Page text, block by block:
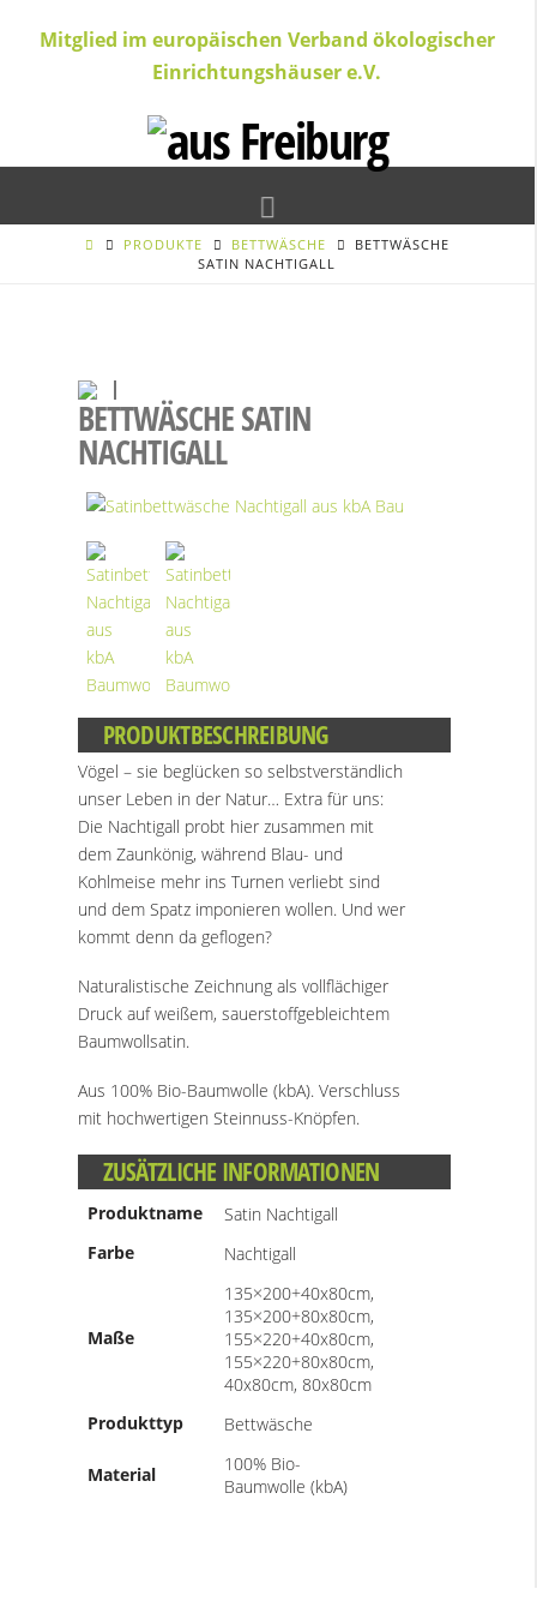
Mitglied im europäischen Verband ökologischer
Einrichtungshäuser e.V.
PRODUKTE BETTWÄSCHE
BETTWÄSCHE
SATIN NACHTIGALL
BETTWÄSCHE SATIN
NACHTIGALL
PRODUKTBESCHREIBUNG
Vögel – sie beglücken so selbstverständlich
unser Leben in der Natur… Extra für uns:
Die Nachtigall probt hier zusammen mit
dem Zaunkönig, während Blau- und
Kohlmeise mehr ins Turnen verliebt sind
und dem Spatz imponieren wollen. Und wer
kommt denn da geflogen?
Naturalistische Zeichnung als vollflächiger
Druck auf weißem, sauerstoffgebleichtem
Baumwollsatin.
Aus 100% Bio-Baumwolle (kbA). Verschluss
mit hochwertigen Steinnuss-Knöpfen.
ZUSÄTZLICHE INFORMATIONEN
Produktname
Satin Nachtigall
Farbe
Nachtigall
Maße
135×200+40x80cm,
135×200+80x80cm,
155×220+40x80cm,
155×220+80x80cm,
40x80cm, 80x80cm
Produkttyp
Bettwäsche
Material
100% Bio-
Baumwolle (kbA)